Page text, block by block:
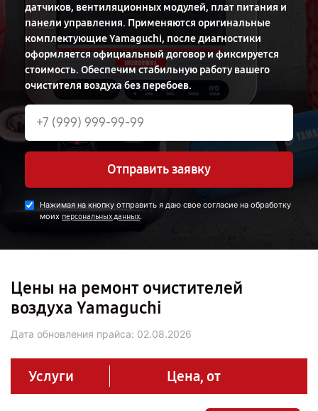
датчиков, вентиляционных модулей, плат питания и
панели управления. Применяются оригинальные
комплектующие Yamaguchi, после диагностики
оформляется официальный договор и фиксируется
стоимость. Обеспечим стабильную работу вашего
очистителя воздуха без перебоев.
Отправить заявку
Нажимая на кнопку отправить я даю свое согласие на обработку
моих персональных данных.
Цены на ремонт очистителей
воздуха Yamaguchi
Дата обновления прайса: 02.08.2026
Услуги Цена, от